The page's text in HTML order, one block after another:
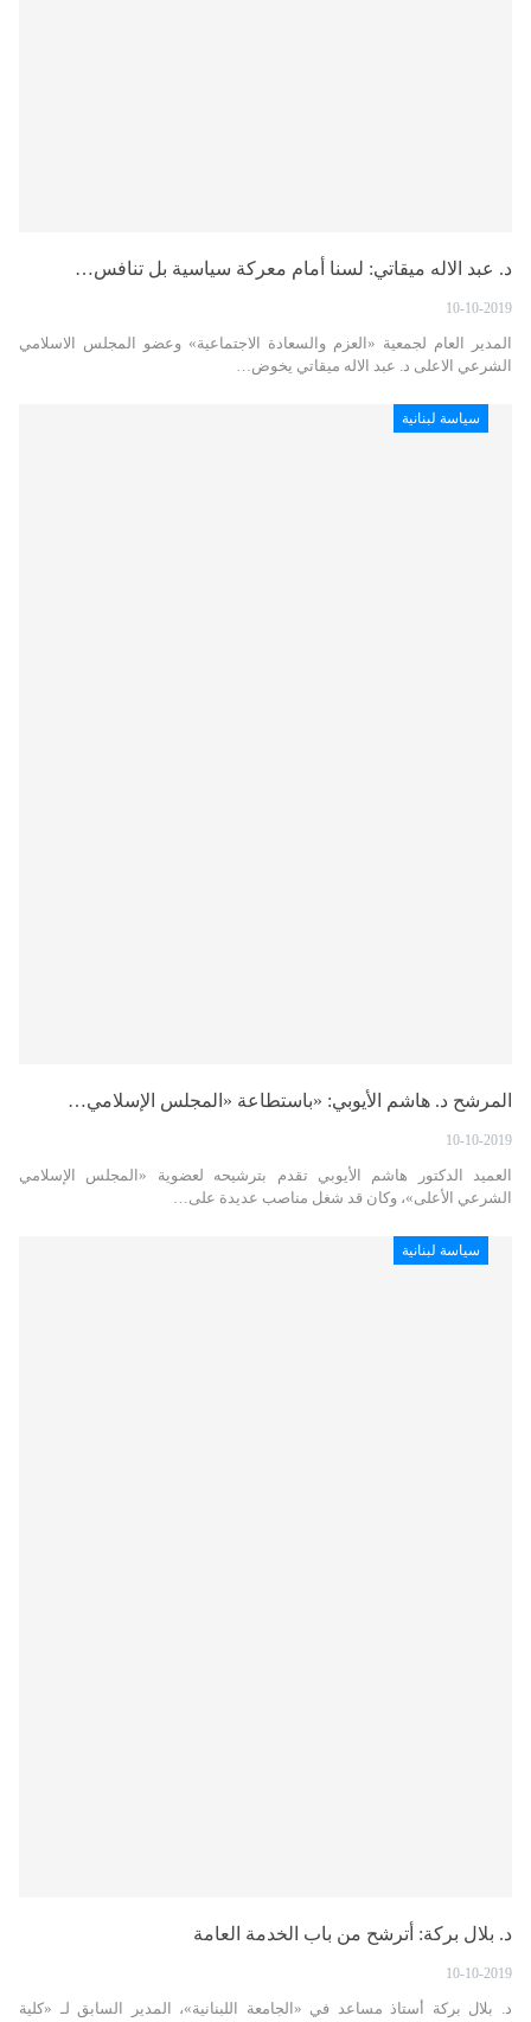
د. عبد الاله ميقاتي: لسنا أمام معركة سياسية بل تنافس…
10-10-2019
المدير العام لجمعية «العزم والسعادة الاجتماعية» وعضو المجلس الاسلامي
الشرعي الاعلى د. عبد الاله ميقاتي يخوض…
سياسة لبنانية
المرشح د. هاشم الأيوبي: «باستطاعة «المجلس الإسلامي…
10-10-2019
العميد الدكتور هاشم الأيوبي تقدم بترشيحه لعضوية «المجلس الإسلامي
الشرعي الأعلى»، وكان قد شغل مناصب عديدة على…
سياسة لبنانية
د. بلال بركة: أترشح من باب الخدمة العامة
10-10-2019
د. بلال بركة أستاذ مساعد في «الجامعة اللبنانية»، المدير السابق لـ «كلية